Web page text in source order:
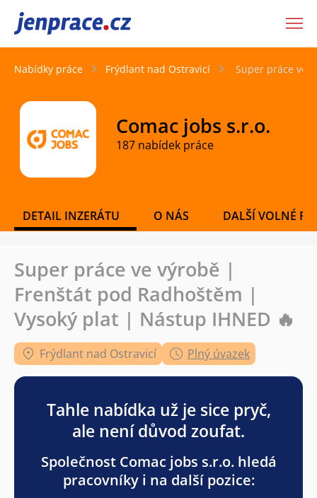
JenPráce.cz
Nabídky práce Frýdlant nad Ostravicí Super práce ve
Comac jobs s.r.o.
187 nabídek práce
DETAIL INZERÁTU O NÁS DALŠÍ VOLNÉ
Super práce ve výrobě |
Frenštát pod Radhoštěm |
Vysoký plat | Nástup IHNED 🔥
Frýdlant nad Ostravicí Plný úvazek
Tahle nabídka už je sice pryč,
ale není důvod zoufat.
Společnost Comac jobs s.r.o. hledá
pracovníky i na další pozice: